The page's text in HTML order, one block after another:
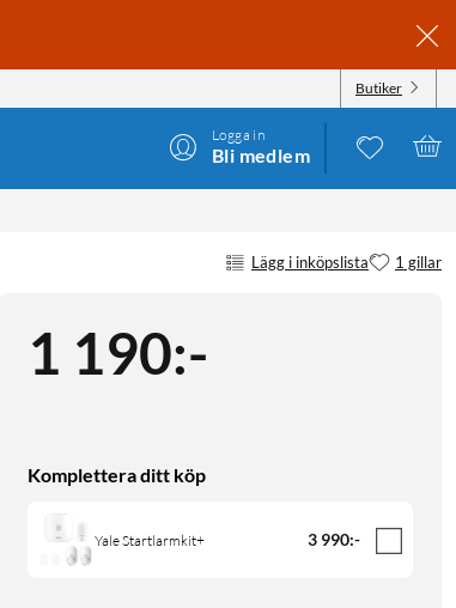
Butiker
Logga in
Bli medlem
Lägg i inköpslista 1 gillar
1 190:-
Komplettera ditt köp
Yale Startlarmkit+ 3 990:-